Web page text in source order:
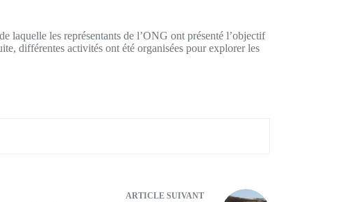
laquelle les représentants de l’ONG ont présenté l’objectif
différentes activités ont été organisées pour explorer les
ARTICLESUIVANT